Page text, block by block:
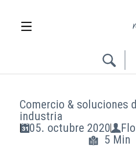
Comercio & soluciones
industria
05. octubre 2020
5 Min